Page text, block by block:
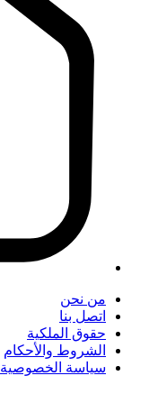
من نحن
اتصل بنا
حقوق الملكية
الشروط والأحكام
سياسة الخصوصية